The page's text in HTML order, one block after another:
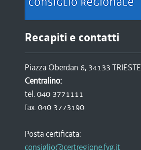
Recapiti e contatti
Piazza Oberdan 6, 34133 TRIESTE
Centralino:
tel. 040 3771111
fax. 040 3773190
Posta certificata:
consiglio@certregione.fvg.it